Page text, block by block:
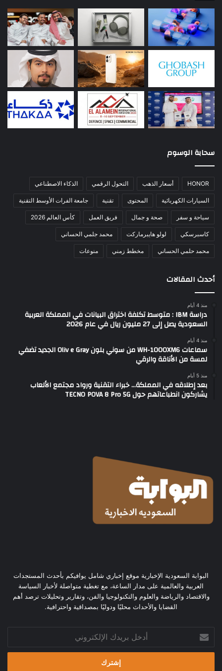
سحابة الوسوم
HONOR أسعار الذهب التحول الرقمي الذكاء الاصطناعي
السيارات الكهربائية المحتوى تقنية جامعة الفرات الأوسط التقنية
سياحة و سفر صحة و جمال فريق العمل كأس العالم 2026
كاسبرسكي لولو هايبرماركت محمد جلمي الحساني
محمد حلمي الحساني مخطط زمني منوعات
أحدث المقالات
منذ 4 أيام
دراسة IBM : متوسط تكلفة اختراق البيانات في المملكة العربية
السعودية يصل إلى 27 مليون ريال في عام 2026
منذ 4 أيام
سماعات WH-1000XM6 من سوني بلون Oliv e Gray الجديد تضفي
لمسة من الأناقة والرقي
منذ 5 أيام
بعد إطلاقه في المملكة… خبراء التقنية ورواد مجتمع الألعاب
يشاركون انطباعاتهم حول TECNO POVA 8 Pro 5G
البوابة السعودية الإخبارية موقع إخباري شامل يوافيكم بأحدث المستجدات
العربية والعالمية على مدار الساعة، مع تغطية متواصلة لأخبار السياسة
والاقتصاد والرياضة والعلوم والتكنولوجيا والفن، وتقارير وتحليلات ترصد أهم
القضايا والأحداث محليًا ودوليًا بمصداقية واحترافية.
بريدك
الإلكتروني